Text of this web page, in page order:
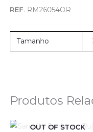
REF. RM26054OR
Tamanho
Produtos
OUT OF STOCK